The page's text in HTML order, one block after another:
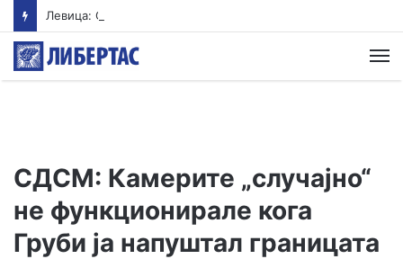
СДСМ: Камерите „случајно“
не функционирале кога
Груби ја напуштал границата